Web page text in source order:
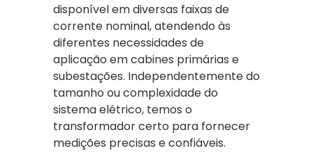
disponível em diversas faixas de
corrente nominal, atendendo às
diferentes necessidades de
aplicação em cabines primárias e
subestações. Independentemente do
tamanho ou complexidade do
sistema elétrico, temos o
transformador certo para fornecer
medições precisas e confiáveis.